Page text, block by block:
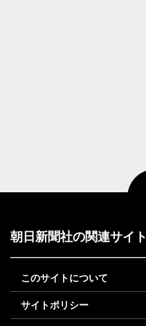
朝日新聞社の関連サイト
このサイトについて
サイトポリシー